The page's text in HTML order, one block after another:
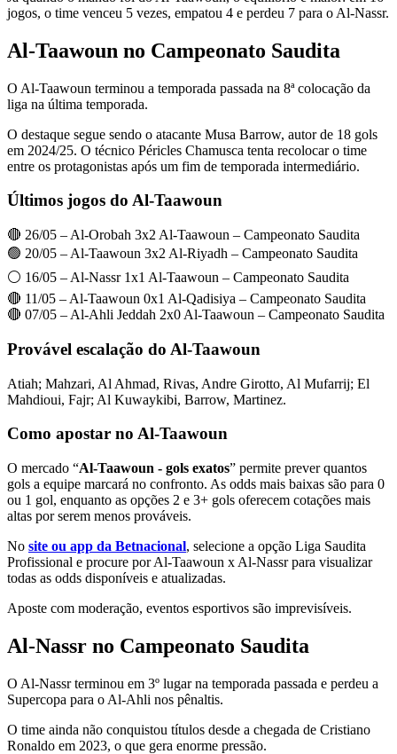
jogos, o time venceu 5 vezes, empatou 4 e perdeu 7 para o Al-Nassr.
Al-Taawoun no Campeonato Saudita
O Al-Taawoun terminou a temporada passada na 8ª colocação da
liga na última temporada.
O destaque segue sendo o atacante Musa Barrow, autor de 18 gols
em 2024/25. O técnico Péricles Chamusca tenta recolocar o time
entre os protagonistas após um fim de temporada intermediário.
Últimos jogos do Al-Taawoun
🔴 26/05 – Al-Orobah 3x2 Al-Taawoun – Campeonato Saudita
🟢 20/05 – Al-Taawoun 3x2 Al-Riyadh – Campeonato Saudita
⚪ 16/05 – Al-Nassr 1x1 Al-Taawoun – Campeonato Saudita
🔴 11/05 – Al-Taawoun 0x1 Al-Qadisiya – Campeonato Saudita
🔴 07/05 – Al-Ahli Jeddah 2x0 Al-Taawoun – Campeonato Saudita
Provável escalação do Al-Taawoun
Atiah; Mahzari, Al Ahmad, Rivas, Andre Girotto, Al Mufarrij; El
Mahdioui, Fajr; Al Kuwaykibi, Barrow, Martinez.
Como apostar no Al-Taawoun
O mercado “Al-Taawoun - gols exatos” permite prever quantos
gols a equipe marcará no confronto. As odds mais baixas são para 0
ou 1 gol, enquanto as opções 2 e 3+ gols oferecem cotações mais
altas por serem menos prováveis.
No site ou app da Betnacional, selecione a opção Liga Saudita
Profissional e procure por Al-Taawoun x Al-Nassr para visualizar
todas as odds disponíveis e atualizadas.
Aposte com moderação, eventos esportivos são imprevisíveis.
Al-Nassr no Campeonato Saudita
O Al-Nassr terminou em 3º lugar na temporada passada e perdeu a
Supercopa para o Al-Ahli nos pênaltis.
O time ainda não conquistou títulos desde a chegada de Cristiano
Ronaldo em 2023, o que gera enorme pressão.